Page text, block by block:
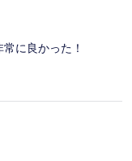
に良かった！